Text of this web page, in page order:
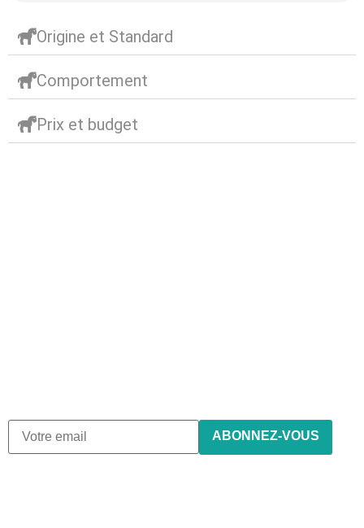
Origine et Standard
Comportement
Prix et budget